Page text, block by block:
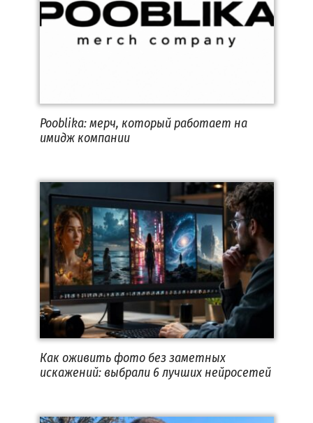
Pooblika: мерч, который работает на
имидж компании
Как оживить фото без заметных
искажений: выбрали 6 лучших нейросетей